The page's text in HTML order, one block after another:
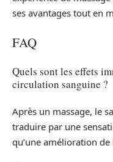
ses avantages tout en
FAQ
Quels sont les effets
circulation sanguine ?
Après un massage, le
traduire par une
qu’une amélioration de